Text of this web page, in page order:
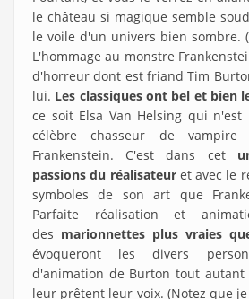
le château si magique semble
le voile d'un univers bien sombre.
L'hommage au monstre
d'horreur dont est friand Tim
lui. Les classiques ont bel et bien
ce soit Elsa Van Helsing qui n'est
célèbre chasseur de
Frankenstein. C'est dans cet
passions du réalisateuret avec le
symboles de son art que
Parfaite réalisation et
des marionnettes plus vraies
évoqueront les divers
d'animation de Burton tout
leur prêtent leur voix. (Notez que